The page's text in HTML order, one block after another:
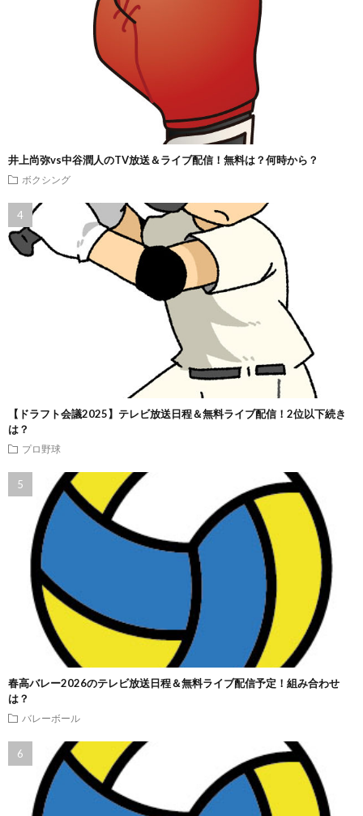
井上尚弥vs中谷潤人のTV放送＆ライブ配信！無料は？何時から？
ボクシング
【ドラフト会議2025】テレビ放送日程＆無料ライブ配信！2位以下続き
は？
プロ野球
春高バレー2026のテレビ放送日程＆無料ライブ配信予定！組み合わせ
は？
バレーボール